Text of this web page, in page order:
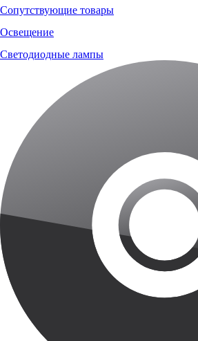
Сопутствующие товары
Освещение
Светодиодные лампы